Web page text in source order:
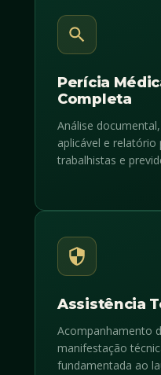
Perícia
Completa
Análise
aplicável e relatório
trabalhistas e
Assistência
Acompanhamento
manifestação
fundamentada ao